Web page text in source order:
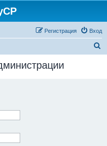
Вход
Регистрация